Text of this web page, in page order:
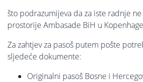
što podrazumijeva da za iste radnje
prostorije Ambasade BiH u
Za zahtjev za pasoš putem pošte
sljedeće dokumente:
Originalni pasoš Bosne i